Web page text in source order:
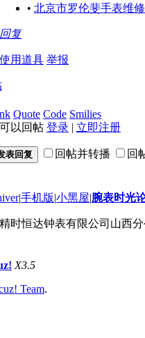
• 北京市罗伦斐手表维
回复
使用道具 举报
Quote Code Smilies
以回帖 登录 | 立即注册
表回复 回帖并转播 回
|手机版|小黑屋|腕表时光
时恒达钟表有限公司山西分
X3.5
Team.